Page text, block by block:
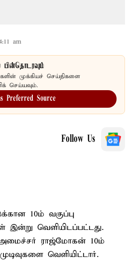
am
பின்தொடரவும்
முக்கியச் செய்திகளை
செய்யவும்.
Preferred Source
Follow Us
10ம் வகுப்பு
இன்று வெளியிடப்பட்டது.
ராஜ்மோகன் 10ம்
வெளியிட்டார்.